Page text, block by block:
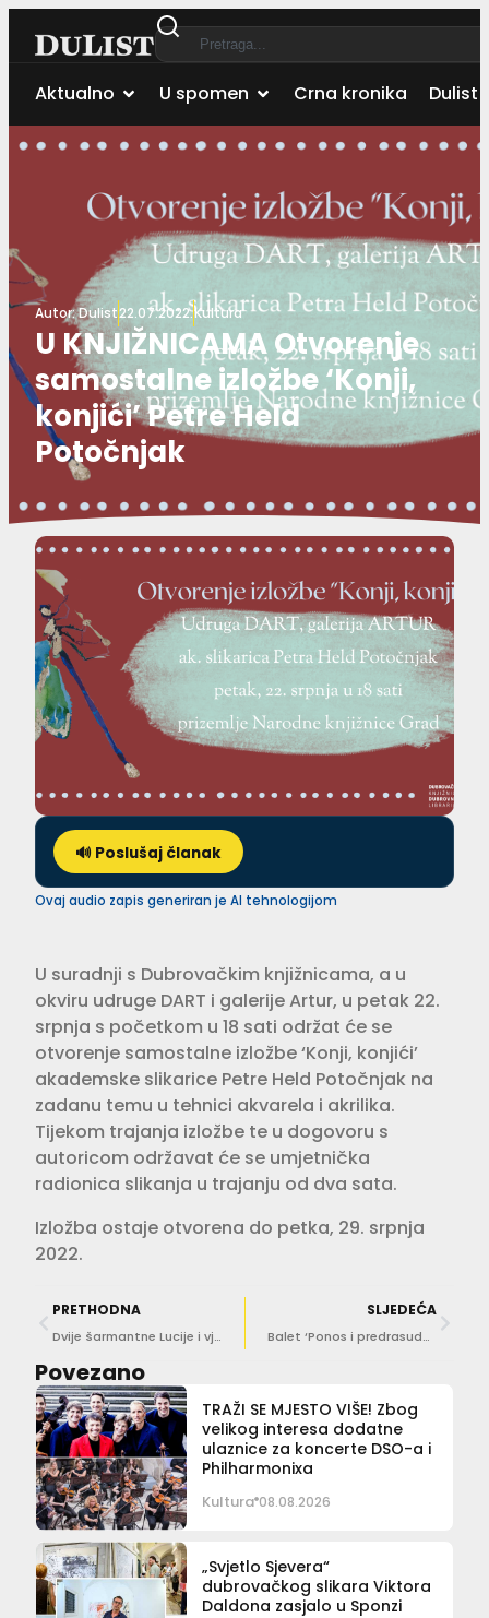
Aktualno U spomen Crna kronika Dulist
Autor:Dulist22.07.2022.Kultura
U KNJIŽNICAMA Otvorenje
samostalne izložbe ‘Konji,
konjići’ Petre Held
Potočnjak
🔊 Poslušaj članak
Ovaj audio zapis generiran je AI tehnologijom
U suradnji s Dubrovačkim knjižnicama, a u
okviru udruge DART i galerije Artur, u petak 22.
srpnja s početkom u 18 sati održat će se
otvorenje samostalne izložbe ‘Konji, konjići’
akademske slikarice Petre Held Potočnjak na
zadanu temu u tehnici akvarela i akrilika.
Tijekom trajanja izložbe te u dogovoru s
autoricom održavat će se umjetnička
radionica slikanja u trajanju od dva sata.
Izložba ostaje otvorena do petka, 29. srpnja
2022.
PRETHODNA
Dvije šarmantne Lucije i vječni mladić Andrija pripremaju ‘happening’ za pamćenje!
SLJEDEĆA
Balet ‘Ponos i predrasude’ ovog vikenda na Gracu
Povezano
TRAŽI SE MJESTO VIŠE! Zbog
velikog interesa dodatne
ulaznice za koncerte DSO-a i
Philharmonixa
Kultura 08.08.2026
„Svjetlo Sjevera“
dubrovačkog slikara Viktora
Daldona zasjalo u Sponzi